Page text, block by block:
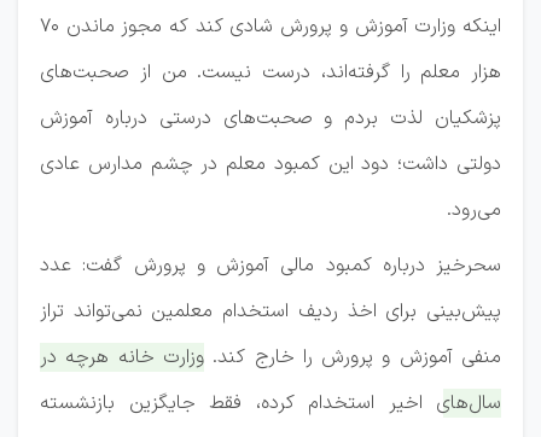
اینکه وزارت آموزش و پرورش شادی کند که مجوز ماندن ۷۰
هزار معلم را گرفته‌اند، درست نیست. من از صحبت‌های
پزشکیان لذت بردم و صحبت‌های درستی درباره آموزش
دولتی داشت؛ دود این کمبود معلم در چشم مدارس عادی
می‌رود.
سحرخیز درباره کمبود مالی آموزش و پرورش گفت: عدد
پیش‌بینی برای اخذ ردیف استخدام معلمین نمی‌تواند تراز
منفی آموزش و پرورش را خارج کند.وزارت خانه هرچه در
سال‌های اخیر استخدام کرده، فقط جایگزین بازنشسته